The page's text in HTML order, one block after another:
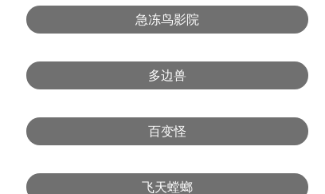
急冻鸟影院
多边兽
百变怪
飞天螳螂